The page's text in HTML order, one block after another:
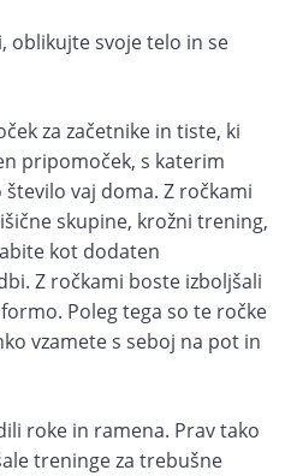
oblikujte svoje telo in se
za začetnike in tiste, ki
pripomoček, s katerim
vaj doma. Z ročkami
skupine, krožni trening,
kot dodaten
Z ročkami boste izboljšali
Poleg tega so te ročke
vzamete s seboj na pot in
roke in ramena. Prav tako
treninge za trebušne